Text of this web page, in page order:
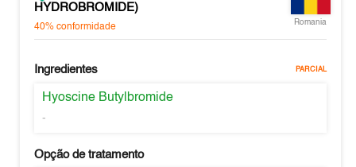
HYDROBROMIDE)
40%conformidade Romania
Ingredientes PARCIAL
Hyoscine Butylbromide
-
Opção de tratamento